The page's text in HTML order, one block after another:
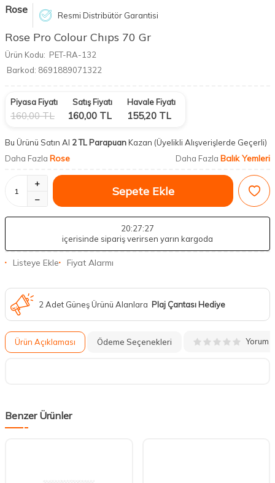
Rose Resmi Distribütör Garantisi
Rose Pro Colour Chıps 70 Gr
Ürün Kodu: PET-RA-132
Barkod: 8691889071322
Piyasa Fiyatı
160,00TL
Satış Fiyatı
160,00 TL
Havale Fiyatı
155,20 TL
Bu Ürünü Satın Al 2 TL ParapuanKazan (Üyelikli Alışverişlerde Geçerli)
Daha Fazla Rose Daha Fazla Balık Yemleri
Sepete Ekle
20:27:26
içerisinde sipariş verirsen yarın kargoda
Listeye Ekle Fiyat Alarmı
2 Adet Güneş Ürünü Alanlara Plaj Çantası Hediye
Ürün Açıklaması Ödeme Seçenekleri Yorum
Benzer Ürünler